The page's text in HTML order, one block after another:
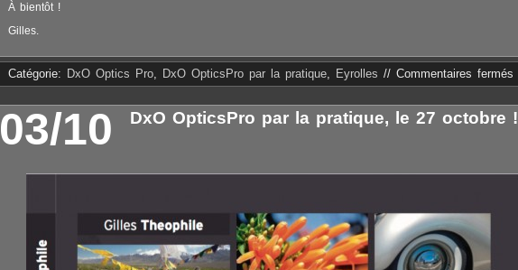
À bientôt !
Gilles.
Catégorie: DxO Optics Pro, DxO OpticsPro par la pratique, Eyrolles // Commentaires fermés
03/10 DxO OpticsPro par la pratique, le 27 octobre !